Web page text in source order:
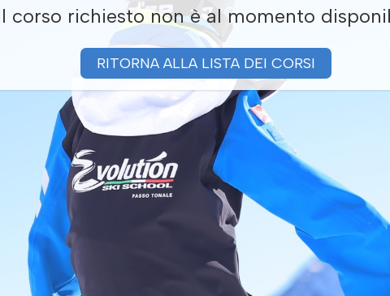
corso richiesto non è al momento
RITORNA ALLA LISTA DEI CORSI